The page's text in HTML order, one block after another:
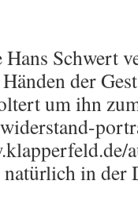
Schwert
der
um ihn
in der